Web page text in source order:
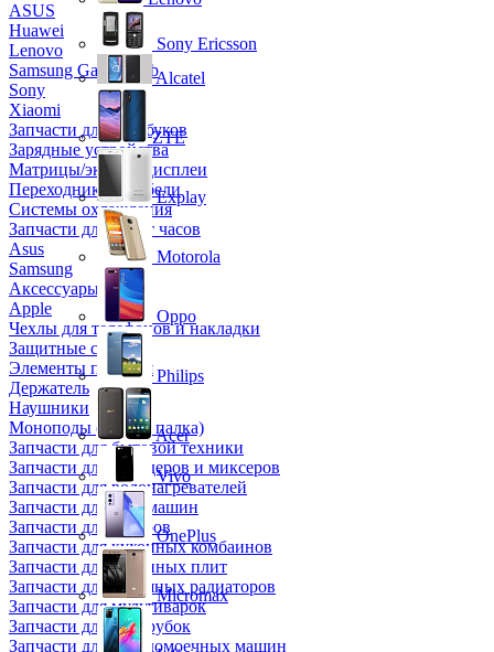
ASUS
Huawei
Lenovo
Samsung Galaxy Tab
Sony
Xiaomi
Запчасти для ноутбуков
Зарядные устройства
Матрицы/экраны/дисплеи
Переходники и кабели
Системы охлаждения
Запчасти для смарт часов
Asus
Samsung
Аксессуары
Apple
Чехлы для телефонов и накладки
Защитные стекла
Элементы питания
Держатель
Наушники
Моноподы (Селфи палка)
Запчасти для бытовой техники
Запчасти для блендеров и миксеров
Запчасти для водонагревателей
Запчасти для кофемашин
Запчасти для кулеров
Запчасти для кухонных комбаинов
Запчасти для кухонных плит
Запчасти для масляных радиаторов
Запчасти для мультиварок
Запчасти для мясорубок
Запчасти для посудомоечных машин
Sony Ericsson
Alcatel
ZTE
Explay
Motorola
Oppo
Philips
Acer
Vivo
OnePlus
Micromax